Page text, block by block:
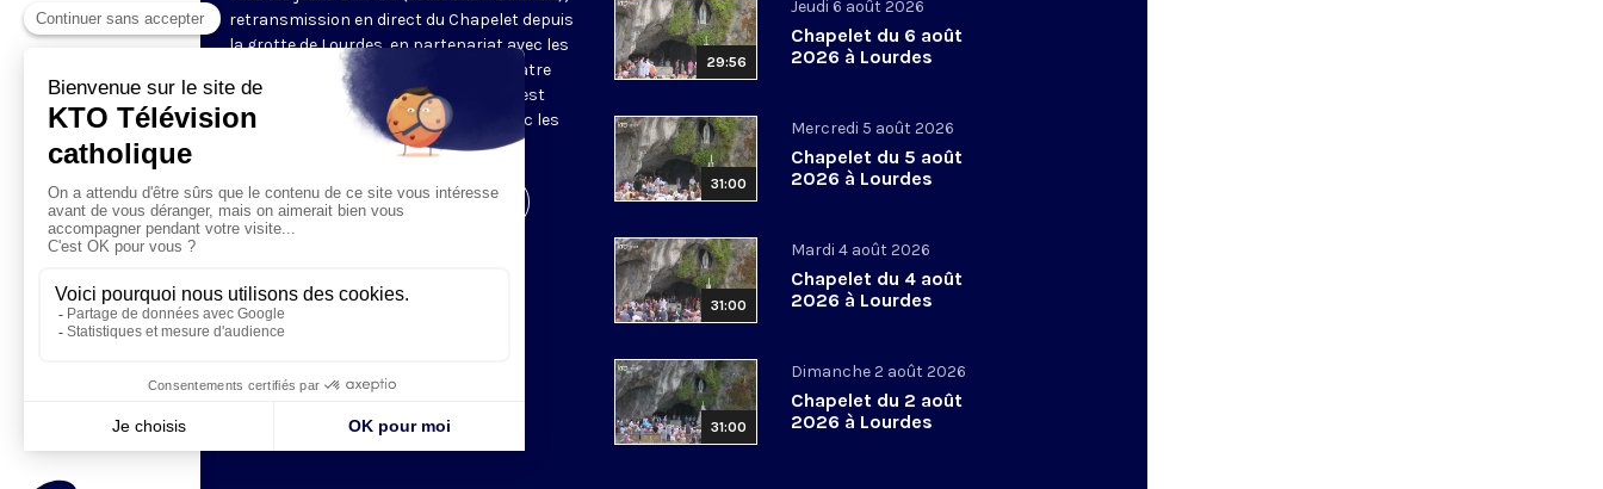
retransmission en direct du Chapelet depuis
la grotte de Lourdes, en partenariat avec les
Sanctuaires. Chaque jour, l'une des quatre
méditations des mystères du Rosaire est
proposée en communion de prière avec les
Visiter la page de l'émission
29:56
Jeudi 6 août 2026
Chapelet du 6 août
2026 à Lourdes
31:00
Mercredi 5 août 2026
Chapelet du 5 août
2026 à Lourdes
31:00
Mardi 4 août 2026
Chapelet du 4 août
2026 à Lourdes
31:00
Dimanche 2 août 2026
Chapelet du 2 août
2026 à Lourdes